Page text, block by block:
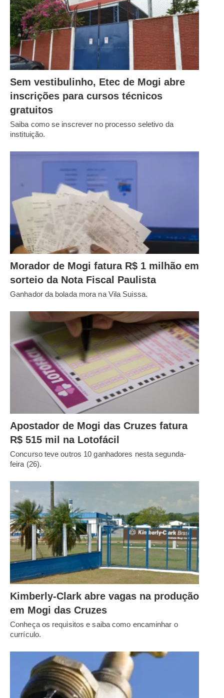
Sem vestibulinho, Etec de Mogi abre
inscrições para cursos técnicos
gratuitos
Saiba como se inscrever no processo seletivo da
instituição.
Morador de Mogi fatura R$ 1 milhão em
sorteio da Nota Fiscal Paulista
Ganhador da bolada mora na Vila Suissa.
Apostador de Mogi das Cruzes fatura
R$ 515 mil na Lotofácil
Concurso teve outros 10 ganhadores nesta segunda-
feira (26).
Kimberly-Clark abre vagas na produção
em Mogi das Cruzes
Conheça os requisitos e saiba como encaminhar o
currículo.